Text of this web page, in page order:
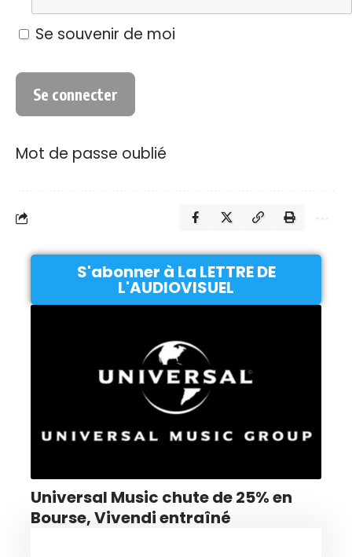
Se souvenir de moi
Mot de passe oublié
S'abonner à La LETTRE DE
L'AUDIOVISUEL
Universal Music chute de 25% en
Bourse, Vivendi entraîné